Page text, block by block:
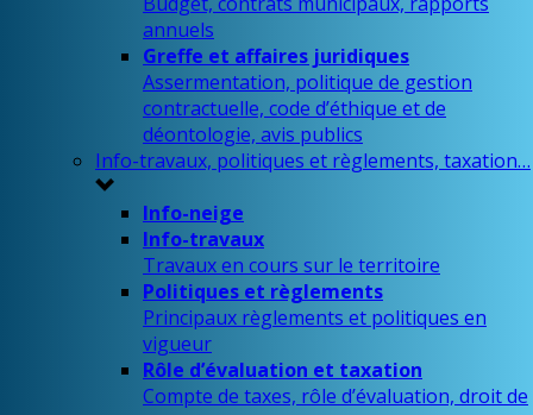
annuels
Greffe et affaires juridiques
Assermentation, politique de gestion
contractuelle, code d’éthique et de
déontologie, avis publics
Info-travaux, politiques et règlements, taxation…
Info-neige
Info-travaux
Travaux en cours sur le territoire
Politiques et règlements
Principaux règlements et politiques en
vigueur
Rôle d’évaluation et taxation
Compte de taxes, rôle d’évaluation, droit de